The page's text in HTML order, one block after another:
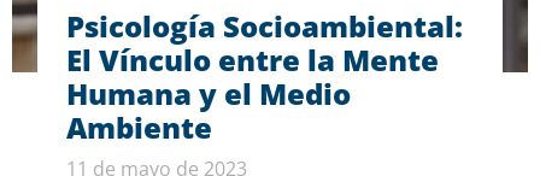
Psicología Socioambiental:
El Vínculo entre la Mente
Humana y el Medio
Ambiente
11 de mayo de 2023